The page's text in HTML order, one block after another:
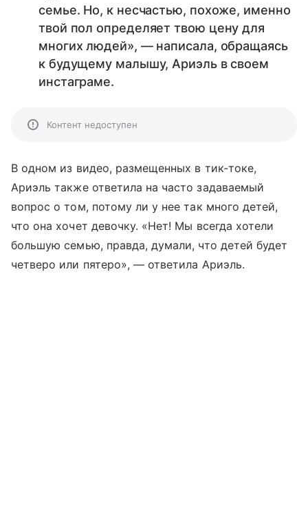
семье. Но, к несчастью, похоже, именно
твой пол определяет твою цену для
многих людей», — написала, обращаясь
к будущему малышу, Ариэль в своем
инстаграме.
Контент недоступен
В одном из видео, размещенных в тик-токе,
Ариэль также ответила на часто задаваемый
вопрос о том, потому ли у нее так много детей,
что она хочет девочку. «Нет! Мы всегда хотели
большую семью, правда, думали, что детей будет
четверо или пятеро», — ответила Ариэль.